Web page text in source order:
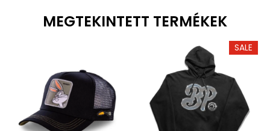
MEGTEKINTETT TERMÉKEK
SALE